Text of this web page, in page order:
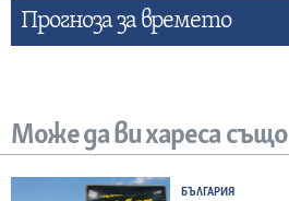
Прогнозa за времето
Може да ви хареса също
БЪЛГАРИЯ